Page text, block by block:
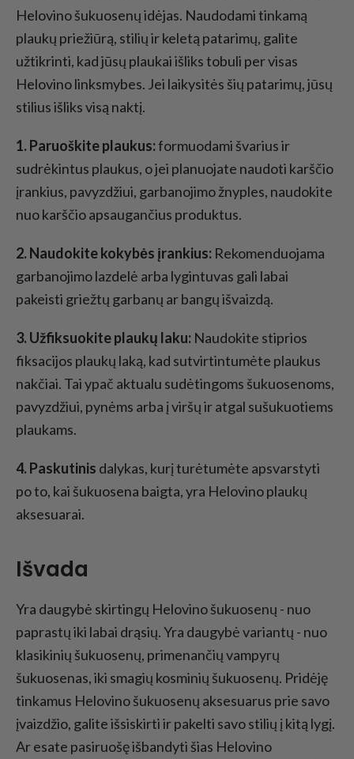
Helovino šukuosenų idėjas. Naudodami tinkamą
plaukų priežiūrą, stilių ir keletą patarimų, galite
užtikrinti, kad jūsų plaukai išliks tobuli per visas
Helovino linksmybes. Jei laikysitės šių patarimų, jūsų
stilius išliks visą naktį.
1. Paruoškite plaukus:formuodami švarius ir
sudrėkintus plaukus, o jei planuojate naudoti karščio
įrankius, pavyzdžiui, garbanojimo žnyples, naudokite
nuo karščio apsaugančius produktus.
2. Naudokite kokybės įrankius: Rekomenduojama
garbanojimo lazdelė arba lygintuvas gali labai
pakeisti griežtų garbanų ar bangų išvaizdą.
3. Užfiksuokite plaukų laku: Naudokite stiprios
fiksacijos plaukų laką, kad sutvirtintumėte plaukus
nakčiai. Tai ypač aktualu sudėtingoms šukuosenoms,
pavyzdžiui, pynėms arba į viršų ir atgal sušukuotiems
plaukams.
4. Paskutinis dalykas, kurį turėtumėte apsvarstyti
po to, kai šukuosena baigta, yra Helovino plaukų
aksesuarai.
Išvada
Yra daugybė skirtingų Helovino šukuosenų - nuo
paprastų iki labai drąsių. Yra daugybė variantų - nuo
klasikinių šukuosenų, primenančių vampyrų
šukuosenas, iki smagių kosminių šukuosenų. Pridėję
tinkamus Helovino šukuosenų aksesuarus prie savo
įvaizdžio, galite išsiskirti ir pakelti savo stilių į kitą lygį.
Ar esate pasiruošę išbandyti šias Helovino